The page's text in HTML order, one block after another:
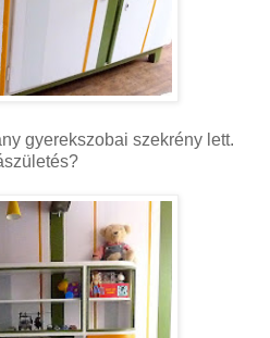
gyerekszobai szekrény lett.